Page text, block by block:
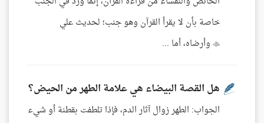
خاصة بأن لا يقرأ القرآن وهو جنب؛ لحديث علي
 وأرضاه، أما ...
هل القصة البيضاء هي علامة الطهر من الحيض؟
الجواب: الطهر زوال آثار الدم، فإذا تلطفت بقطنة أو شيء